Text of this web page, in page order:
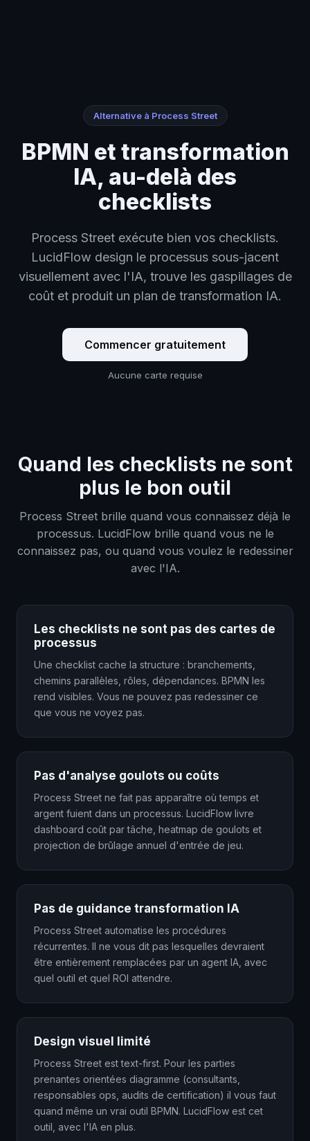
Alternative à Process Street
BPMN et transformation
IA, au-delà des
checklists
Process Street exécute bien vos checklists.
LucidFlow design le processus sous-jacent
visuellement avec l'IA, trouve les gaspillages de
coût et produit un plan de transformation IA.
Commencer gratuitement
Aucune carte requise
Quand les checklists ne sont
plus le bon outil
Process Street brille quand vous connaissez déjà le
processus. LucidFlow brille quand vous ne le
connaissez pas, ou quand vous voulez le redessiner
avec l'IA.
Les checklists ne sont pas des cartes de
processus
Une checklist cache la structure : branchements,
chemins parallèles, rôles, dépendances. BPMN les
rend visibles. Vous ne pouvez pas redessiner ce
que vous ne voyez pas.
Pas d'analyse goulots ou coûts
Process Street ne fait pas apparaître où temps et
argent fuient dans un processus. LucidFlow livre
dashboard coût par tâche, heatmap de goulots et
projection de brûlage annuel d'entrée de jeu.
Pas de guidance transformation IA
Process Street automatise les procédures
récurrentes. Il ne vous dit pas lesquelles devraient
être entièrement remplacées par un agent IA, avec
quel outil et quel ROI attendre.
Design visuel limité
Process Street est text-first. Pour les parties
prenantes orientées diagramme (consultants,
responsables ops, audits de certification) il vous faut
quand même un vrai outil BPMN. LucidFlow est cet
outil, avec l'IA en plus.